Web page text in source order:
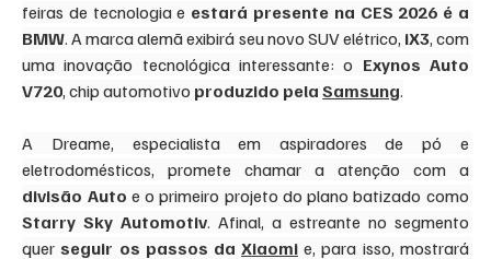
feiras de tecnologia e estará presente na CES 2026 é a
BMW. A marca alemã exibirá seu novo SUV elétrico, iX3, com
uma inovação tecnológica interessante: o Exynos Auto
V720, chip automotivo produzido pela Samsung.
A Dreame, especialista em aspiradores de pó e
eletrodomésticos, promete chamar a atenção com a
divisão Auto
Starry Sky Automotiv. Afinal, a estreante no segmento
quer seguir os passos da Xiaomi e, para isso, mostrará